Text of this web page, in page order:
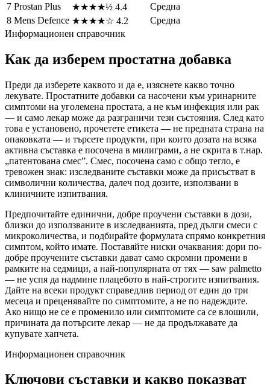
7 Prostan Plus ★★★★½ 4.4
Средна
8 Mens Defence ★★★★☆ 4.2
Средна
Информационен справочник
Как да изберем простатна добавка
Преди да изберете каквото и да е, изяснете какво точно
лекувате. Простатните добавки са насочени към уринарните
симптоми на уголемена простата, а не към инфекция или рак
— и само лекар може да разграничи тези състояния. След като
това е установено, прочетете етикета — не предната страна на
опаковката — и търсете продукти, при които дозата на всяка
активна съставка е посочена в милиграми, а не скрита в т.нар.
„патентована смес”. Смес, посочена само с общо тегло, е
тревожен знак: изследваните съставки може да присъстват в
символични количества, далеч под дозите, използвани в
клиничните изпитвания.
Предпочитайте единични, добре проучени съставки в дози,
близки до използваните в изследванията, пред дълги смеси с
микроколичества, и подбирайте формулата спрямо конкретния
симптом, който имате. Поставяйте ниски очаквания: дори по-
добре проучените съставки дават само скромни промени в
рамките на седмици, а най-популярната от тях — saw palmetto
— не успя да надмине плацебото в най-строгите изпитвания.
Дайте на всеки продукт справедлив период от един до три
месеца и преценявайте по симптомите, а не по надеждите.
Ако нищо не се е променило или симптомите са се влошили,
причината да потърсите лекар — не да продължавате да
купувате хапчета.
Информационен справочник
Ключови съставки и какво показват